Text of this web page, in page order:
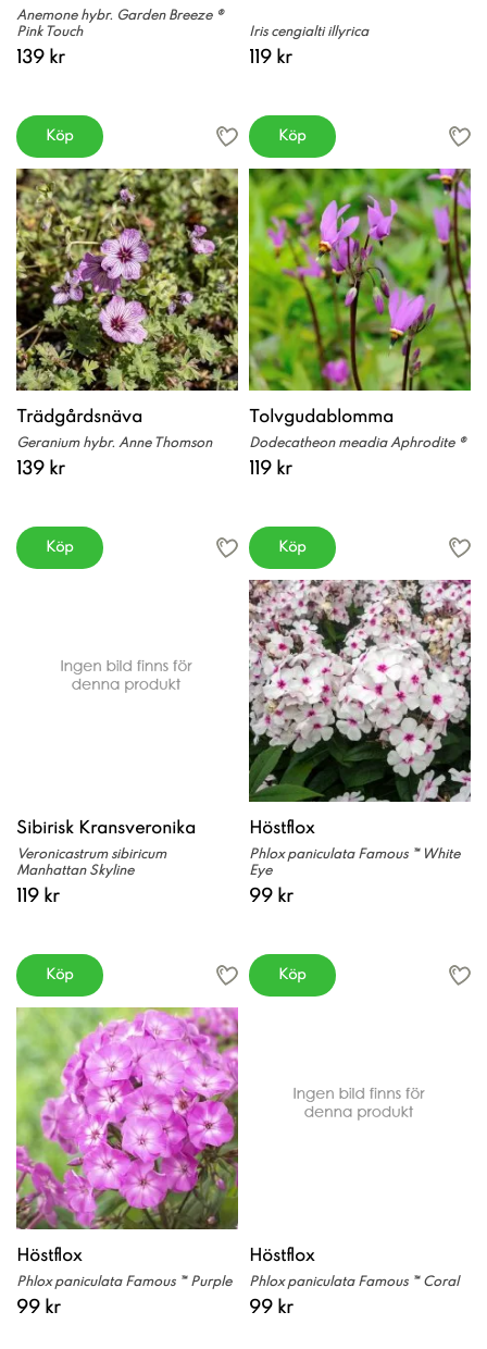
Anemone hybr. Garden Breeze ®
Pink Touch
139 kr
Köp
Iris cengialti illyrica
119 kr
Köp
Trädgårdsnäva
Geranium hybr. Anne Thomson
139 kr
Köp
Tolvgudablomma
Dodecatheon meadia Aphrodite ®
119 kr
Köp
Sibirisk Kransveronika
Veronicastrum sibiricum
Manhattan Skyline
119 kr
Köp
Höstflox
Phlox paniculata Famous ™ White
Eye
99 kr
Köp
Höstflox
Phlox paniculata Famous ™ Purple
99 kr
Höstflox
Phlox paniculata Famous ™ Coral
99 kr